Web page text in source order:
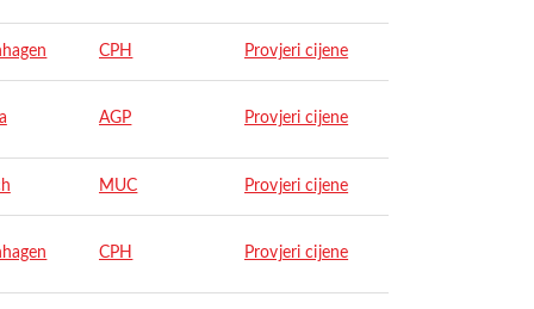
CPH Provjeri cijene
AGP Provjeri cijene
MUC Provjeri cijene
CPH Provjeri cijene